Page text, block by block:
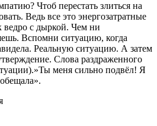
Чтоб перестать злиться на
Ведь все это энергозатратные
ведро с дыркой. Чем ни
Вспомни ситуацию, когда
Реальную ситуацию. А затем
Слова раздраженного
меня сильно подвёл! Я